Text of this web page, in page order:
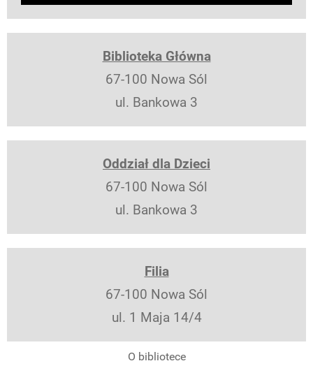
Biblioteka Główna
67-100 Nowa Sól
ul. Bankowa 3
Oddział dla Dzieci
67-100 Nowa Sól
ul. Bankowa 3
Filia
67-100 Nowa Sól
ul. 1 Maja 14/4
O bibliotece